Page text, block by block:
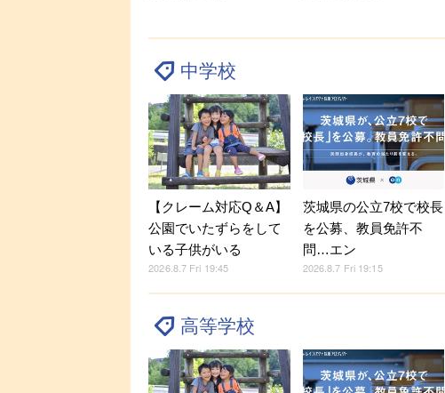
中学校
【クレーム対応Q＆A】
公園でいたずらをして
いる子供がいる
2026.8.7 Fri 19:45
茨城県の公立7校で校長
を公募、教員免許不
問…エン
2026.8.7 Fri 19:15
高等学校